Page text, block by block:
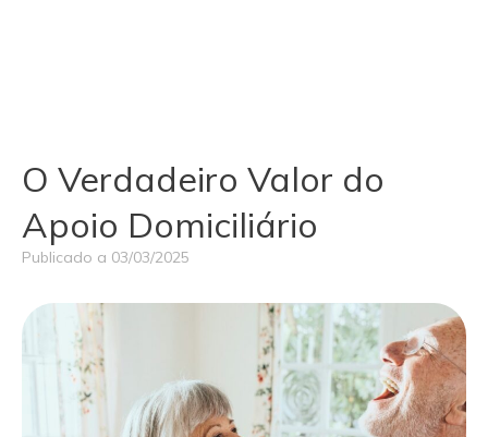
O Verdadeiro Valor do
Apoio Domiciliário
Publicado a 03/03/2025